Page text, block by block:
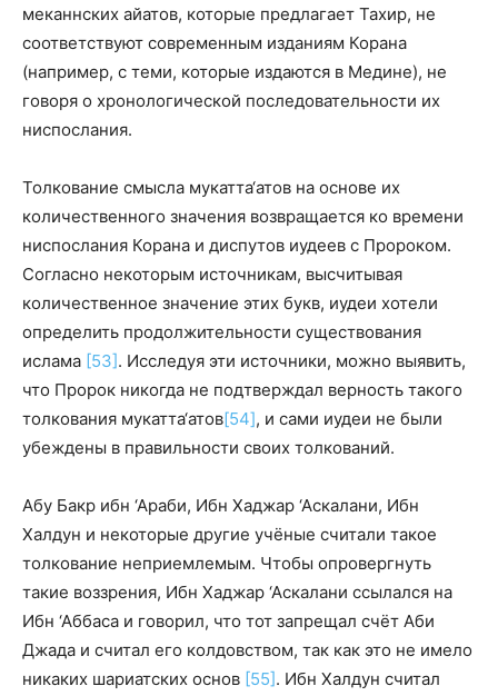
меканнских айатов, которые предлагает Тахир, не
соответствуют современным изданиям Корана
(например, с теми, которые издаются в Медине), не
говоря о хронологической последовательности их
ниспослания.
Толкование смысла мукатта‘атов на основе их
количественного значения возвращается ко времени
ниспослания Корана и диспутов иудеев с Пророком.
Согласно некоторым источникам, высчитывая
количественное значение этих букв, иудеи хотели
определить продолжительности существования
ислама [53]. Исследуя эти источники, можно выявить,
что Пророк никогда не подтверждал верность такого
толкования мукатта‘атов[54], и сами иудеи не были
убеждены в правильности своих толкований.
Абу Бакр ибн ‘Араби, Ибн Хаджар ‘Аскалани, Ибн
Халдун и некоторые другие учёные считали такое
толкование неприемлемым. Чтобы опровергнуть
такие воззрения, Ибн Хаджар ‘Аскалани ссылался на
Ибн ‘Аббаса и говорил, что тот запрещал счёт Аби
Джада и считал его колдовством, так как это не имело
никаких шариатских основ [55]. Ибн Халдун считал